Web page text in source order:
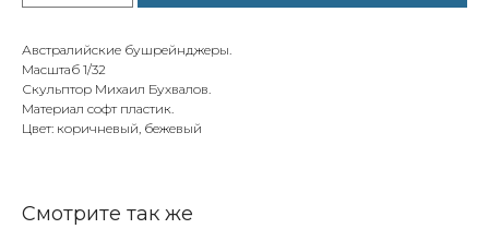
Австралийские бушрейнджеры.
Масштаб 1/32
Скульптор Михаил Бухвалов.
Материал софт пластик.
Цвет: коричневый, бежевый
Смотрите так же